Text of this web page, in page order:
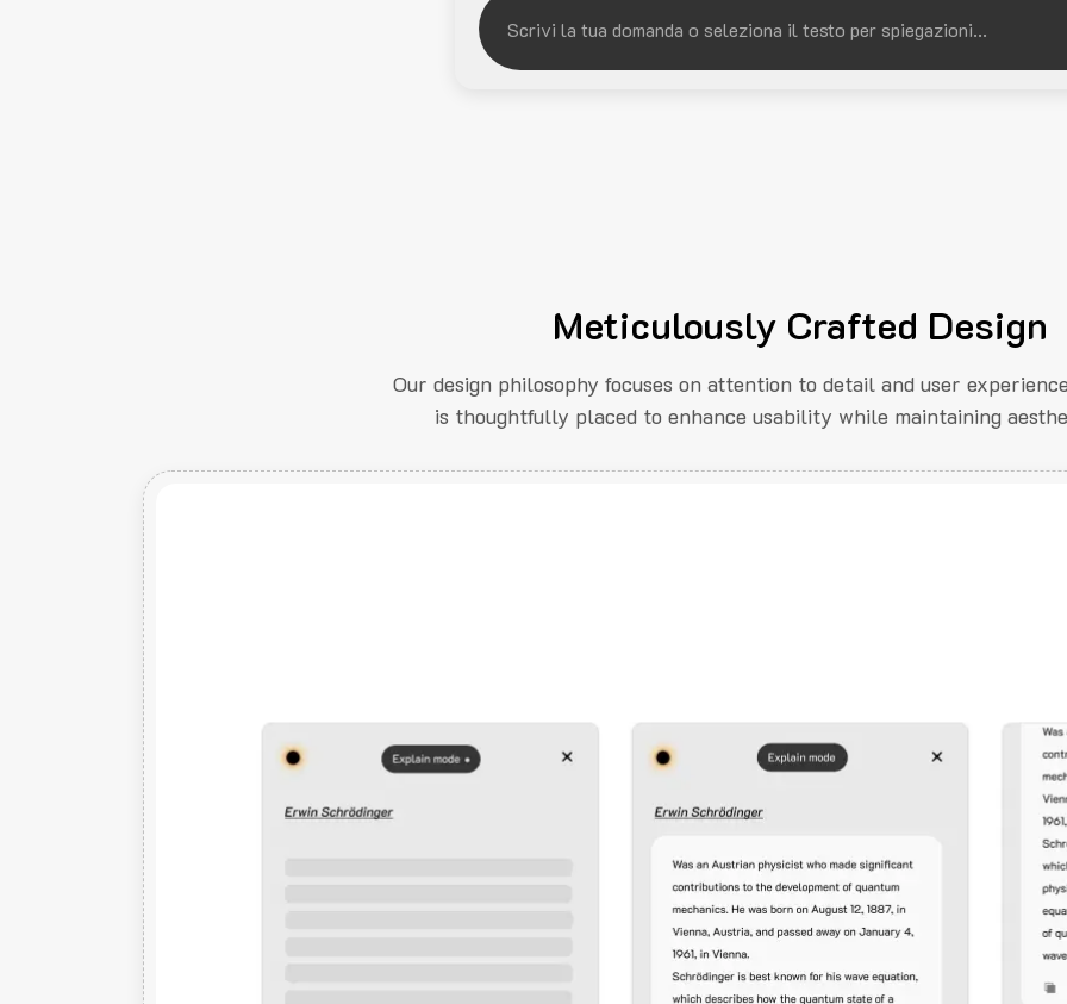
Meticulously Crafted Design
Our design philosophy focuses on attention to detail and user
is thoughtfully placed to enhance usability while maintaining